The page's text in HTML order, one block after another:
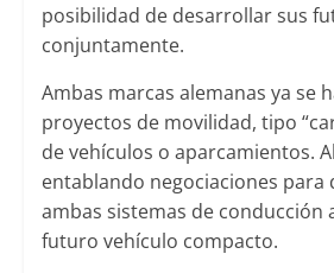
posibilidad de desarrollar sus
conjuntamente.
Ambas marcas alemanas ya se
proyectos de movilidad, tipo
de vehículos o aparcamientos.
entablando negociaciones
ambas sistemas de conducción
futuro vehículo compacto.